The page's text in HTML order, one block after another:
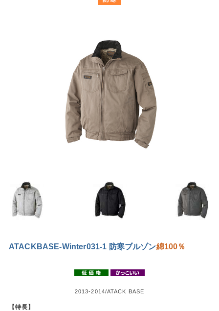
ATACKBASE-Winter031-1 防寒ブルゾン綿100％
2013-2014/ATACK BASE
【特長】